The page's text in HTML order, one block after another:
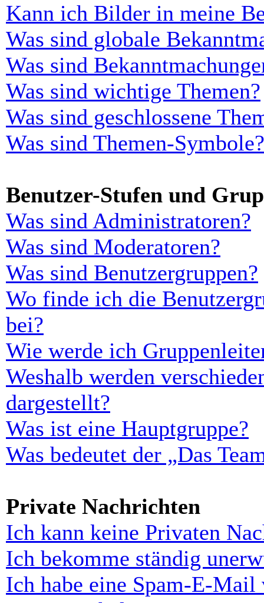
Kann ich Bilder in meine
Was sind globale
Was sind
Was sind wichtige Themen?
Was sind geschlossene
Was sind Themen-Symbole?
Benutzer-Stufen und
Was sind Administratoren?
Was sind Moderatoren?
Was sind Benutzergruppen?
Wo finde ich die
bei?
Wie werde ich
Weshalb werden
dargestellt?
Was ist eine Hauptgruppe?
Was bedeutet der „Das
Private Nachrichten
Ich kann keine Privaten
Ich bekomme ständig
Ich habe eine Spam-E-